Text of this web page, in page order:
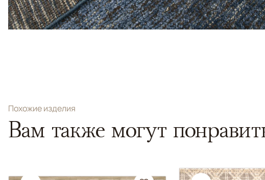
Похожие изделия
Вам также могут